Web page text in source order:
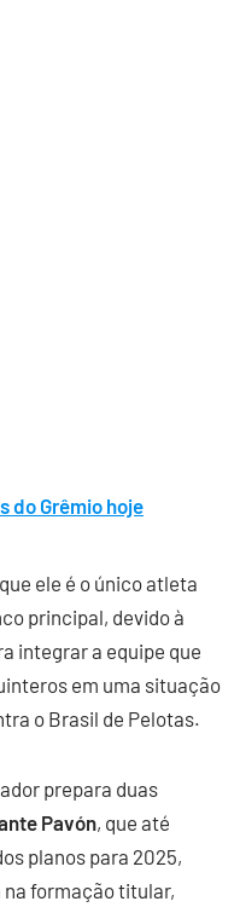
do Grêmio hoje
ele é o único atleta
principal, devido à
integrar a equipe que
em uma situação
o Brasil de Pelotas.
prepara duas
Pavón, que até
planos para 2025,
formação titular,